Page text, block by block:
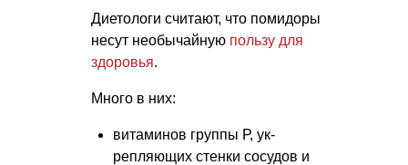
Диетологи считают, что помидоры
несут необычайную пользу для
здоровья.
Много в них:
витаминов группы Р, ук­
репляющих стенки сосудов и